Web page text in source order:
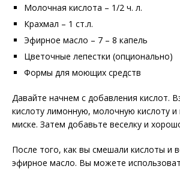
Молочная кислота – 1/2 ч. л.
Крахмал – 1 ст.л.
Эфирное масло – 7 – 8 капель
Цветочные лепестки (опционально)
Формы для моющих средств
Давайте начнем с добавления кислот.
кислоту лимонную, молочную кислоту и
миске. Затем добавьте веселку и
После того, как вы смешали кислоты и
эфирное масло. Вы можете